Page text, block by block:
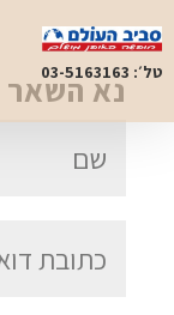
טל׳: 03-5163163 נא השאר